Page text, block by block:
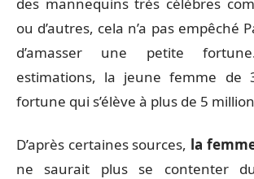
des mannequins très célèbres
ou d’autres, cela n’a pas empêché
d’amasser une petite
estimations, la jeune femme de
fortune qui s’élève à plus de 5
D’après certaines sources, la
ne saurait plus se contenter